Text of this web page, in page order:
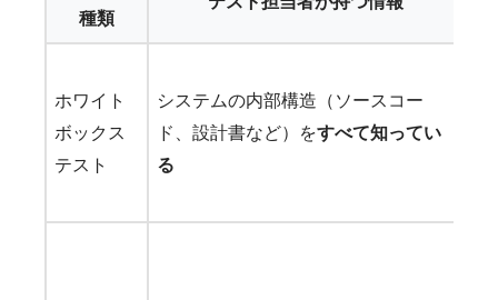
種類
ホワイト
ボックス
テスト
システムの内部構造（ソースコー
ド、設計書など）をすべて知ってい
る